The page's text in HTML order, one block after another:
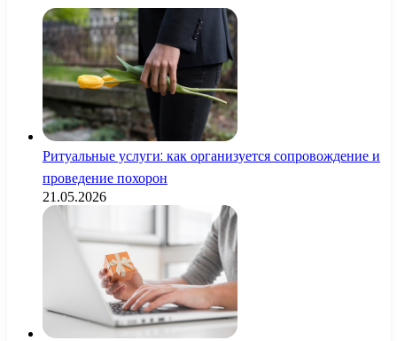
Ритуальные услуги: как организуется сопровождение и
проведение похорон
21.05.2026